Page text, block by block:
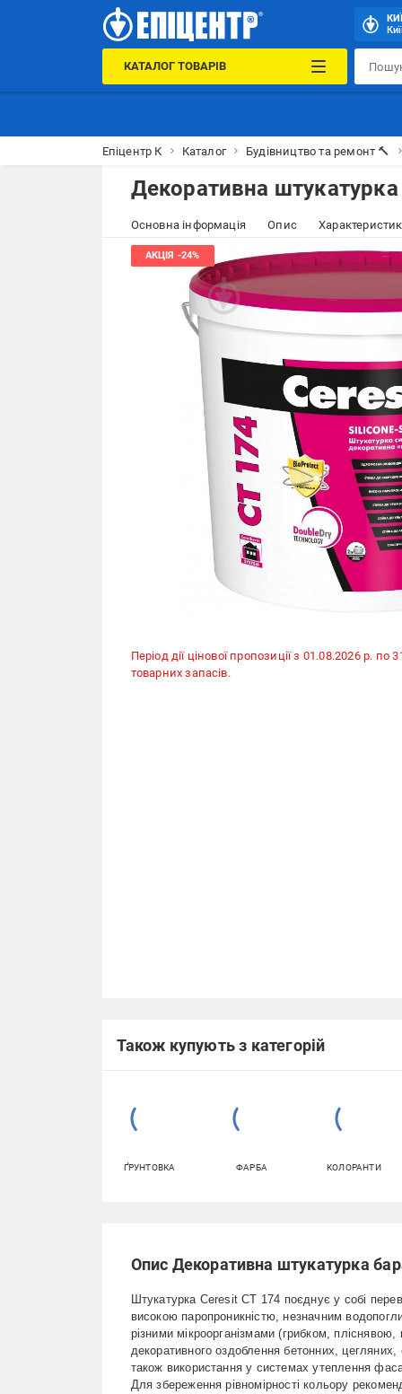
КАТАЛОГ ТОВАРІВ
Епіцентр К Каталог Будівництво та ремонт 🔨
Декоративна
Основна інформація Опис
Період дії цінової пропозиції з 01.08.2026 р. по
товарних запасів.
Також купують з категорій
ҐРУНТОВКА ФАРБА КОЛОРАНТИ
Опис Декоративна штукатурка
Штукатурка Ceresit CT 174 поєднує у собі
високою паропроникністю, незначним
різними мікроорганізмами (грибком,
декоративного оздоблення бетонних, цегляних,
також використання у системах утеплення
Для збереження рівномірності кольору